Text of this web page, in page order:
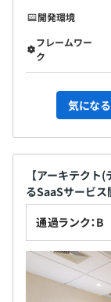
開発環境
フレームワー
ク
気にな
【アーキテク
るSaaSサービ
通過ランク：B